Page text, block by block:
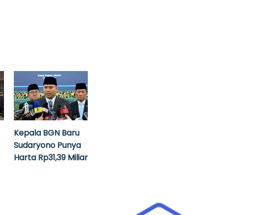
Kepala BGN Baru
Sudaryono Punya
Harta Rp31,39 Miliar